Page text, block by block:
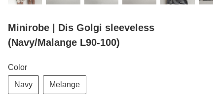
Minirobe | Dis Golgi sleeveless
(Navy/Malange L90-100)
Color
Navy Melange